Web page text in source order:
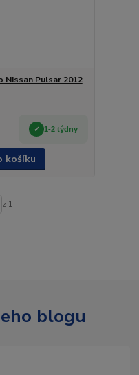
Nissan Pulsar 2012
1-2 týdny
košíku
z 1
blogu